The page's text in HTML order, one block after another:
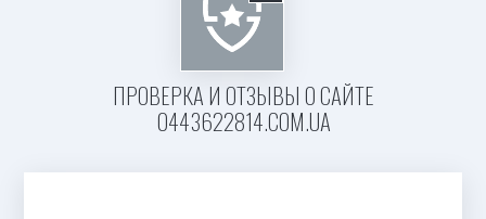
ПРОВЕРКА И ОТЗЫВЫ О САЙТЕ
0443622814.COM.UA